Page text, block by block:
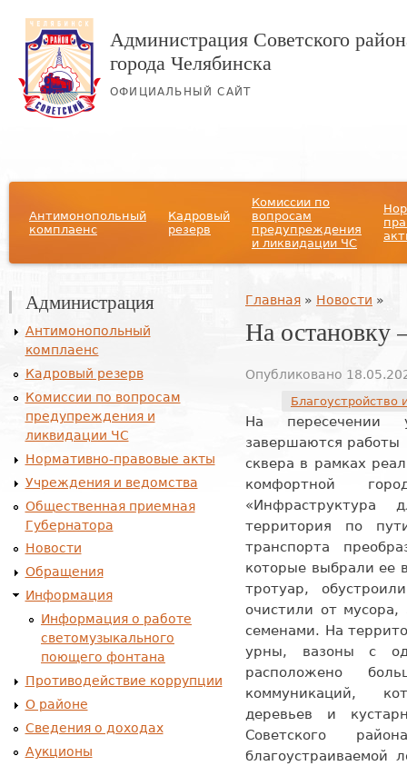
Администрация Советского
города Челябинска
ОФИЦИАЛЬНЫЙ САЙТ
Антимонопольный
комплаенс
Кадровый
резерв
Комиссии по
вопросам
предупреждения
и ликвидации ЧС
Вы здесь
Главная » Новости »
На остановку
Опубликовано
На
завершаются работы
сквера в рамках
комфортной
территория по
транспорта
которые выбрали ее
тротуар,
очистили от
семенами. На
урны, вазоны с
расположено
коммуникаций,
деревьев и
Советского
благоустраиваемой
Администрация
Антимонопольный
комплаенс
Кадровый резерв
Комиссии по вопросам
предупреждения и
ликвидации ЧС
Нормативно-правовые акты
Учреждения и ведомства
Общественная приемная
Губернатора
Новости
Обращения
Информация
Информация о работе
светомузыкального
поющего фонтана
Противодействие коррупции
О районе
Сведения о доходах
Аукционы